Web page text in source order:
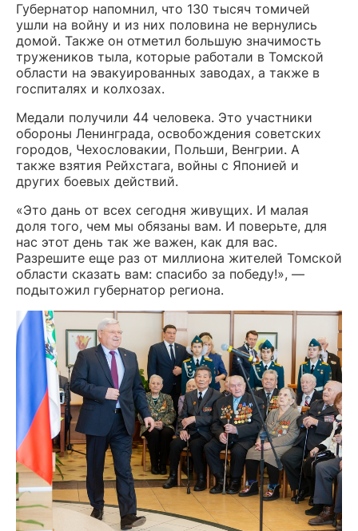
Губернатор напомнил, что 130 тысяч томичей
ушли на войну и из них половина не вернулись
домой. Также он отметил большую значимость
тружеников тыла, которые работали в Томской
области на эвакуированных заводах, а также в
госпиталях и колхозах.
Медали получили 44 человека. Это участники
обороны Ленинграда, освобождения советских
городов, Чехословакии, Польши, Венгрии. А
также взятия Рейхстага, войны с Японией и
других боевых действий.
«Это дань от всех сегодня живущих. И малая
доля того, чем мы обязаны вам. И поверьте, для
нас этот день так же важен, как для вас.
Разрешите еще раз от миллиона жителей Томской
области сказать вам: спасибо за победу!», —
подытожил губернатор региона.